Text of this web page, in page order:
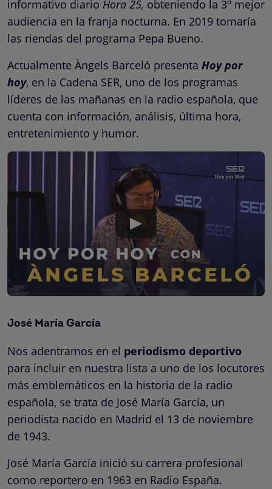
informativo diario Hora 25, obteniendo la 3º mejor
audiencia en la franja nocturna. En 2019 tomaría
las riendas del programa Pepa Bueno.
Actualmente Àngels Barceló presenta Hoy por
hoy, en la Cadena SER, uno de los programas
líderes de las mañanas en la radio española, que
cuenta con información, análisis, última hora,
entretenimiento y humor.
José María García
Nos adentramos en el periodismo deportivo
para incluir en nuestra lista a uno de los locutores
más emblemáticos en la historia de la radio
española, se trata de José María García, un
periodista nacido en Madrid el 13 de noviembre
de 1943.
José María García inició su carrera profesional
como reportero en 1963 en Radio España.